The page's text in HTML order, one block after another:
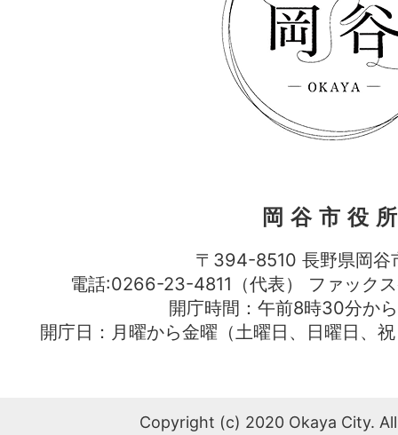
岡谷市役
〒394-8510 長野県岡谷
電話:0266-23-4811（代表） ファッ
開庁時間：午前8時30分か
開庁日：月曜から金曜（土曜日、日曜日、
Copyright (c) 2020 Okaya City.